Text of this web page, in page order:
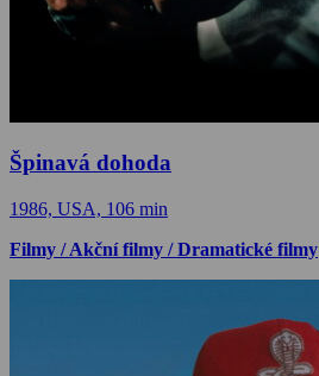
Špinavá dohoda
1986, USA, 106 min
Filmy / Akční filmy / Dramatické filmy